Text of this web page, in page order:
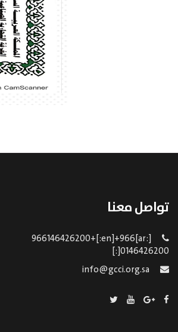
تواصل معنا
[:ar]966146426200+[:en]+966
0146426200[:]